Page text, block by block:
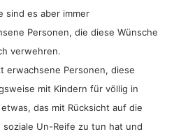
sind es aber immer
Personen, die diese Wünsche
verwehren.
erwachsene Personen, diese
mit Kindern für völlig in
das mit Rücksicht auf die
Un-Reife zu tun hat und